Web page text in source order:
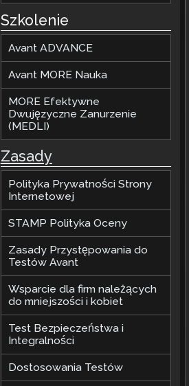
Szkolenie
Avant ADVANCE
Avant MORE Nauka
MORE Efektywne
Dwujęzyczne Zanurzenie
(MEDLI)
Zasady
Polityka Prywatności Strony
Internetowej
STAMP Polityka Oceny
Zasady Przystępowania do
Testów Avant
Wsparcie dla firm należących
do mniejszości i kobiet
Test Bezpieczeństwa i
Integralności
Dostosowania Testów